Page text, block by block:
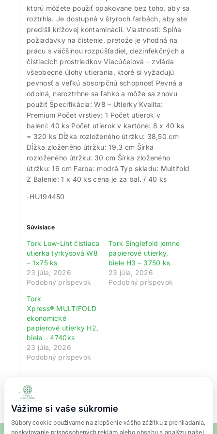
ktorú môžete použiť opakovane bez toho, aby sa
roztrhla. Je dostupná v štyroch farbách, aby ste
predišli krížovej kontaminácii. Vlastnosti: Spĺňa
požiadavky na čistenie, pretože je vhodná na
prácu s väčšinou rozpúšťadiel, dezinfekčných a
čistiacich prostriedkov Viacúčelová – zvláda
všeobecné úlohy utierania, ktoré si vyžadujú
pevnosť a veľkú absorpčnú schopnosť Pevná a
odolná, neroztrhne sa ľahko a môže sa znovu
použiť Špecifikácia: W8 – Utierky Kvalita:
Premium Počet vrstiev: 1 Počet utierok v
balení: 40 ks Počet utierok v kartóne: 8 x 40 ks
= 320 ks Dĺžka rozloženého útržku: 38,50 cm
Dĺžka zloženého útržku: 19,3 cm Šírka
rozloženého útržku: 30 cm Šírka zloženého
útržku: 16 cm Farba: modrá Typ skladu: Multifold
Z Balenie: 1 x 40 ks cena je za bal. / 40 ks ​
-HU194450
Súvisiace
Tork Low-Lint čistiaca
utierka tyrkysová W8
– 1×75 ks
23 júla, 2026
Podobný príspevok
Tork Singlefold jemné
papierové utierky,
biele H3 – 3750 ks
23 júla, 2026
Podobný príspevok
Tork
Xpress® MULTIFOLD
ekonomické
papierové utierky H2,
biele – 4740ks
23 júla, 2026
Podobný príspevok
Vážime si vaše súkromie
Súbory cookie používame na zlepšenie vášho zážitku z prehliadania,
poskytovanie prispôsobených reklám alebo obsahu a analýzu našej